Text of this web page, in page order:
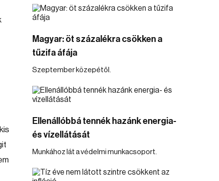
Magyar: öt százalékra csökken a
tűzifa áfája
Szeptember közepétől.
Ellenállóbbá tennék hazánk energia-
és vízellátását
Munkához lát a védelmi munkacsoport.